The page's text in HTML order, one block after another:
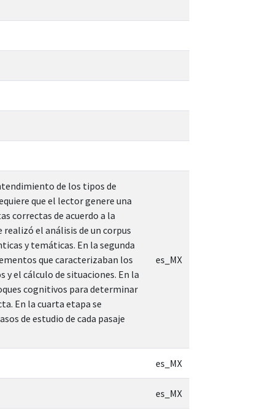
de los tipos de
que el lector genere una
correctas de acuerdo a la
el análisis de un corpus
y temáticas. En la segunda
que caracterizaban los
el cálculo de situaciones. En la
cognitivos para determinar
En la cuarta etapa se
de estudio de cada pasaje
es_MX
es_MX
es_MX